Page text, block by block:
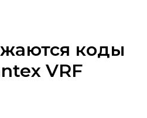
коды
VRF